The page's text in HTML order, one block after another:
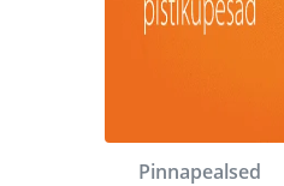
Pinnapealsed